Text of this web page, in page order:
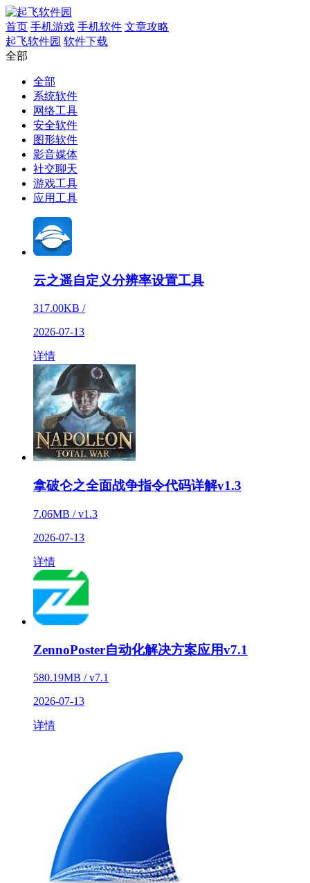
首页 手机游戏 手机软件 文章攻略
起飞软件园 软件下载
全部
全部
系统软件
网络工具
安全软件
图形软件
影音媒体
社交聊天
游戏工具
应用工具
云之遥自定义分辨率设置工具
317.00KB /
2026-07-13
详情
拿破仑之全面战争指令代码详解v1.3
7.06MB / v1.3
2026-07-13
详情
ZennoPoster自动化解决方案应用v7.1
580.19MB / v7.1
2026-07-13
详情